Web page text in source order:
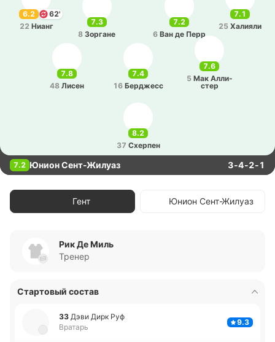
8.2
37 Схе­рпен
7.6
5 Мак Алли­
стер
7.8
48 Лисен
7.4
16 Бе­рджесс
7.3
8 Зо­рга­не
7.2
6 Ван де Перр
7.1
25 Ха­лия­ли
6.2
62'
22 Нианг
7.2 Юнион Сент-Жилуаз 3-4-2-1
Гент Юнион Сент-Жилуаз
Рик Де Миль
Тренер
Стартовый состав
33 Дэви Дирк Руф
Вратарь
9.3